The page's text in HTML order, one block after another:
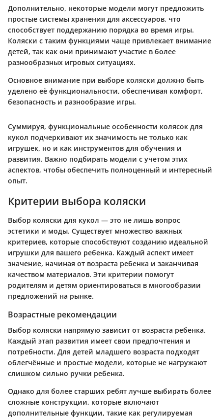
Дополнительно, некоторые модели могут предложить
простые системы хранения для аксессуаров, что
способствует поддержанию порядка во время игры.
Коляски с таким функциями чаще привлекает внимание
детей, так как они принимают участие в более
разнообразных игровых ситуациях.
Основное внимание при выборе коляски должно быть
уделено её функциональности, обеспечивая комфорт,
безопасность и разнообразие игры.
Суммируя, функциональные особенности колясок для
кукол подчеркивают их значимость не только как
игрушек, но и как инструментов для обучения и
развития. Важно подбирать модели с учетом этих
аспектов, чтобы обеспечить полноценный и интересный
опыт.
Критерии выбора коляски
Выбор коляски для кукол — это не лишь вопрос
эстетики и моды. Существует множество важных
критериев, которые способствуют созданию идеальной
игрушки для вашего ребенка. Каждый аспект имеет
значение, начиная от возраста ребенка и заканчивая
качеством материалов. Эти критерии помогут
родителям и детям ориентироваться в многообразии
предложений на рынке.
Возрастные рекомендации
Выбор коляски напрямую зависит от возраста ребенка.
Каждый этап развития имеет свои предпочтения и
потребности. Для детей младшего возраста подходят
облегчённые и простые модели, которые не нагружают
слишком сильно ручки ребенка.
Однако для более старших ребят лучше выбирать более
сложные конструкции, которые включают
дополнительные функции, такие как регулируемая